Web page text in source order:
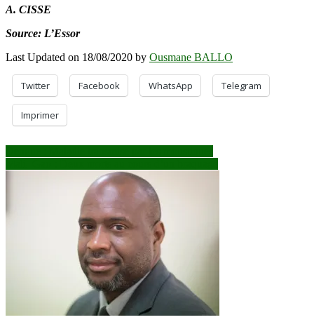
A. CISSE
Source: L’Essor
Last Updated on 18/08/2020 by Ousmane BALLO
Twitter Facebook WhatsApp Telegram
Imprimer
Navigation
de